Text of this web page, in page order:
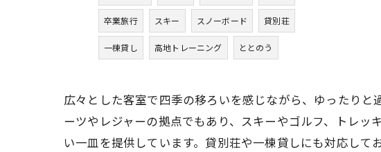
卒業旅行 スキー スノーボード 貸別荘
一棟貸し 高地トレーニング ととのう
広々とした客室で四季の移ろいを感じながら、ゆったり
ーツやレジャーの拠点でもあり、スキーやゴルフ、トレ
い一皿を提供しています。貸別荘や一棟貸しにも対応し